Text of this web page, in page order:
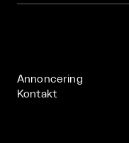
Annoncering
Kontakt